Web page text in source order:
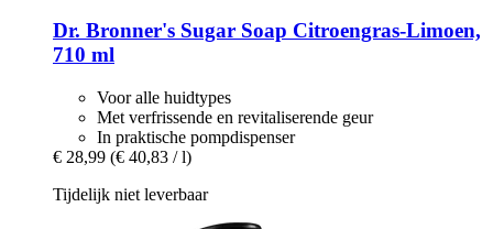
Dr. Bronner's Sugar Soap Citroengras-​Limoen,
710 ml
Voor alle huidtypes
Met verfrissende en revitaliserende geur
In praktische pompdispenser
€ 28,99 (€ 40,83 / l)
Tijdelijk niet leverbaar